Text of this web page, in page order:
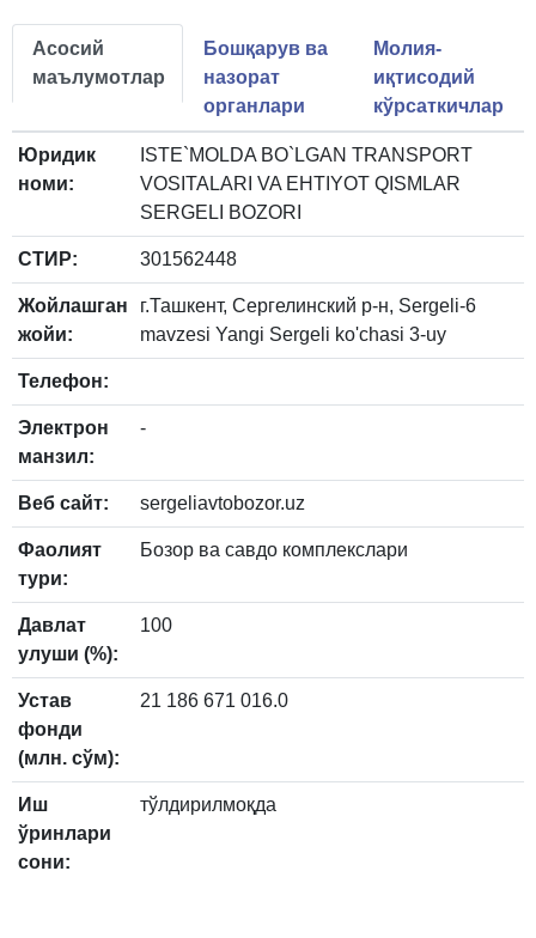
Асосий
маълумотлар
Бошқарув ва
назорат
органлари
Молия-
иқтисодий
кўрсаткичлар
Юридик
номи:
ISTE`MOLDA BO`LGAN TRANSPORT
VOSITALARI VA EHTIYOT QISMLAR
SERGELI BOZORI
СТИР: 301562448
Жойлашган
жойи:
г.Ташкент, Сергелинский р-н, Sergeli-6
mavzesi Yangi Sergeli ko'chasi 3-uy
Телефон:
Электрон
манзил:
-
Веб сайт: sergeliavtobozor.uz
Фаолият
тури:
Бозор ва савдо комплекслари
Давлат
улуши (%):
100
Устав
фонди
(млн. сўм):
21 186 671 016.0
Иш
ўринлари
сони:
тўлдирилмоқда